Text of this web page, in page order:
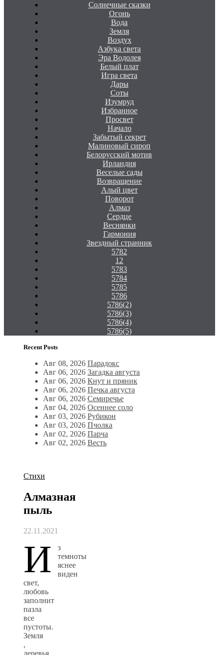
Солнечные сказки
Огонь
Вода
Земля
Воздух
Азбука света
Эра Водолея
Белый плат
Игра света
Дары
Соты
Изумруд
Избранное
Просвет
Начало
Забытый секрет
Малиновый сироп
Белорусский мотив
Ирландия
Веселые сады
Возвращение
Алый цвет
Поворот
Алмаз
Сердце
Веснянки
Гармония
Звездный странник
5782
12
5783
5784
5785
5786
5786(2)
5786(3)
5786(4)
5786(5)
Recent Posts
Авг 08, 2026 Парадокс
Авг 06, 2026 Загадка августа
Авг 06, 2026 Кнут и пряник
Авг 06, 2026 Печка августа
Авг 06, 2026 Семиречье
Авг 04, 2026 Осеннее соло
Авг 03, 2026 Рубикон
Авг 03, 2026 Пчолка
Авг 02, 2026 Парча
Авг 02, 2026 Весть
Стихи
Алмазная
пыль
22.11.2021
И
з
темноты
яснее
виден
свет,
любовь
заполнит
пазла
все
пустоты.
Земля
,
деревья,